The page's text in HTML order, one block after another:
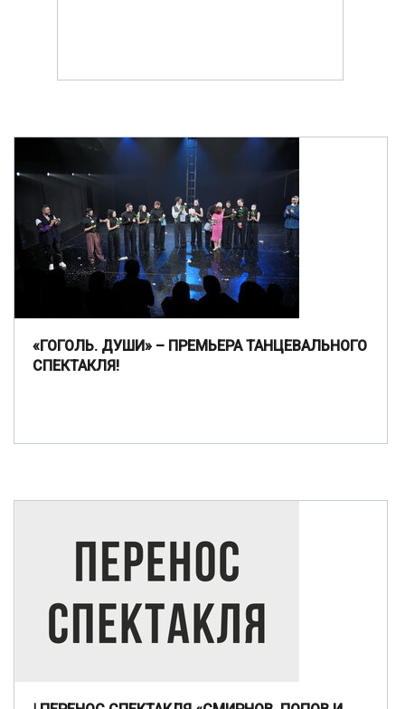
«ГОГОЛЬ. ДУШИ» – ПРЕМЬЕРА ТАНЦЕВАЛЬНОГО
СПЕКТАКЛЯ!